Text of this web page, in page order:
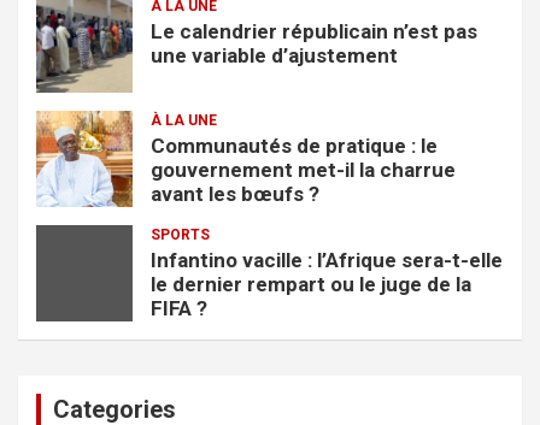
À LA UNE
Le calendrier républicain n’est pas
une variable d’ajustement
À LA UNE
Communautés de pratique : le
gouvernement met-il la charrue
avant les bœufs ?
SPORTS
Infantino vacille : l’Afrique sera-t-elle
le dernier rempart ou le juge de la
FIFA ?
Categories